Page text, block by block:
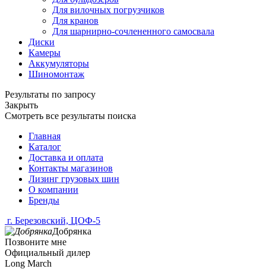
Для вилочных погрузчиков
Для кранов
Для шарнирно-сочлененного самосвала
Диски
Камеры
Аккумуляторы
Шиномонтаж
Результаты по запросу
Закрыть
Смотреть все результаты поиска
Главная
Каталог
Доставка и оплата
Контакты магазинов
Лизинг грузовых шин
О компании
Бренды
г. Березовский, ЦОФ-5
Добрянка
Позвоните мне
Официальный дилер
Long March